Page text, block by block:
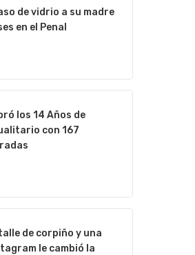
de vidrio a su madre
en el Penal
los 14 Años de
con 167
de corpiño y una
le cambió la